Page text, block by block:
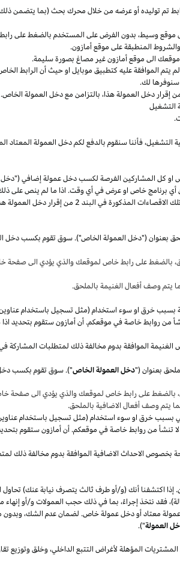
تم توليده أو عرضه من خلال محرك بحث (بما يتضمن
موقعوسيط، بدون الفرض على المستخدم بالضغط على
والشروط المنطبقةعلى موقع أمازون.
موقعك الى موقع أمازون غير مصاغ بصورة سليمة.
يتم الموافقة عليه كتطبيق موبايل او حيثأن الرابط
سنوفرها لك.
هذا، بالتزامن مع دخل العمولة الخاص.
التشغيل
التشغيل،فأننا سنقوم بالدفع لكم دخل العمولة
او كل المشاركين الفرصة لكسب دخل عمولة إضافي
أي برنامج خاص او عرض في أي وقت. اذا ما لم ينص على
الاقصاءات المذكورة في البند 2 من إقرار دخل العمولة
بعنوان ("دخل العمولة الخاص"). سوق تقوم بكسب
بالضغط على رابط خاص لموقعك والذي يؤدي الى صفحة
يتم وصف أفعال الغنيمة بالملحق.
خرق او سوء استخدام (مثل تسجيل باستخدام عناوين
من روابط خاصة في موقعكم. أن أمازون ستقوم بتحديد اذا
الموافقة بدوم مخالفة ذلك لمتطلبات المشاركة
بعنوان ("دخل العمولة الخاص
بالضغط على رابط خاص لموقعك والذي يؤدي الى صفحة
يتم وصف أفعال الاضافية بالملحق.
بسبب خرق او سوء استخدام (مثل تسجيل باستخدام عناوين
تنشأ من روابط خاصة في موقعكم. أن أمازون ستقوم
الاحداث الاضافية الموافقة بدوم مخالفة ذلك
إذا اكتشفنا أنك (و/أو طرف ثالث يتصرف نيابة عنك)
فقد نتخذ إجراءً، بما في ذلك حجب العمولات و/أو
معتاد أو دخل عمولة خاص. لضمان عدم الشك،وبدون
العمولة").
المؤهلة لأغراض التتبع الداخلي،وخلق وتوزيع